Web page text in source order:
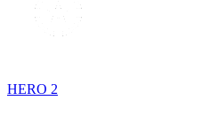
HERO 2